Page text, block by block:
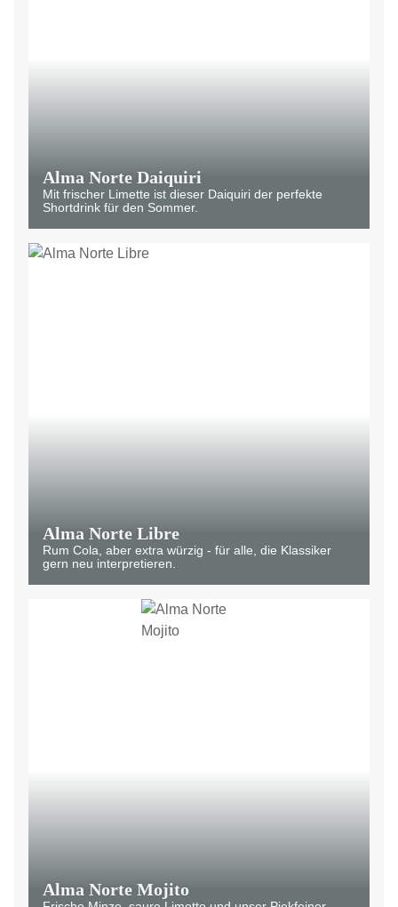
Alma Norte Daiquiri
Mit frischer Limette ist dieser Daiquiri der perfekte
Shortdrink für den Sommer.
Alma Norte Libre
Rum Cola, aber extra würzig - für alle, die Klassiker
gern neu interpretieren.
Alma Norte Mojito